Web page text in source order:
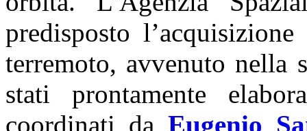
predisposto
terremoto, avvenuto nella
stati prontamente
coordinati da Eugenio